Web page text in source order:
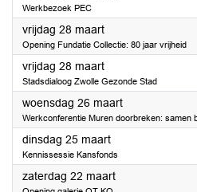
Werkbezoek PEC
vrijdag 28 maart2025
Opening Fundatie Collectie: 80 jaar vrijheid
vrijdag 28 maart2025
Stadsdialoog Zwolle Gezonde Stad
woensdag 26 maart2025
Werkconferentie Muren doorbreken: samen
dinsdag 25 maart2025
Kennissessie Kansfonds
zaterdag 22 maart2025